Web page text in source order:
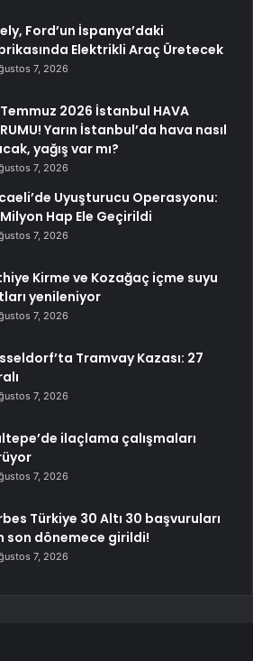
Ford’un İspanya’daki
Elektrikli Araç Üretecek
7, 2026
2026 İstanbul HAVA
Yarın İstanbul’da hava nasıl
yağış var mı?
7, 2026
Uyuşturucu Operasyonu:
Milyon Hap Ele Geçirildi
7, 2026
Kirme ve Kozağaç içme suyu
yenileniyor
7, 2026
Tramvay Kazası: 27
7, 2026
ilaçlama çalışmaları
7, 2026
Türkiye 30 Altı 30 başvuruları
son dönemece girildi!
7, 2026